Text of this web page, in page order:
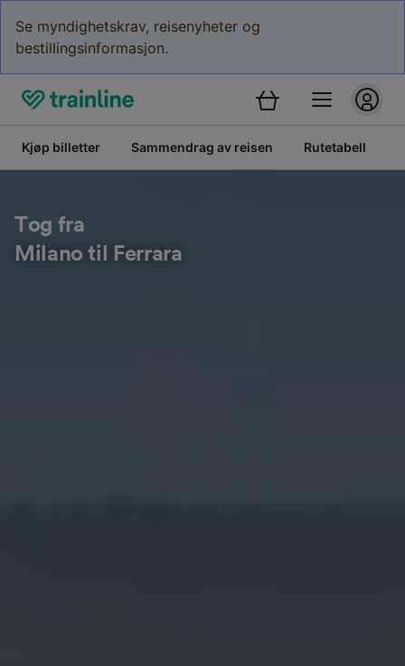
Se myndighetskrav, reisenyheter og
bestillingsinformasjon.
Kjøp billetter Sammendrag av reisen Rutetabell
Tog fra
Milano til Ferrara